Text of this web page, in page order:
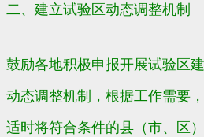
二、建立试验区动态调整机制
鼓励各地积极申报开展试验区
动态调整机制，根据工作需要
适时将符合条件的县（市、区